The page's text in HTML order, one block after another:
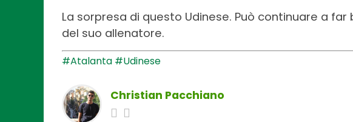
La sorpresa di questo Udinese. Può continuare a
del suo allenatore.
#Atalanta #Udinese
Christian Pacchiano